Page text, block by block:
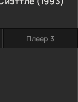
Плеер 3